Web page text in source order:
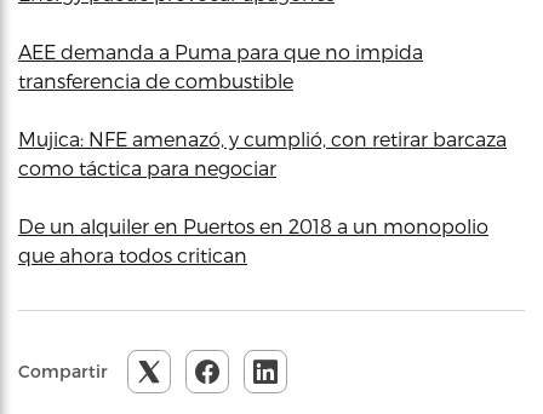
AEE demanda a Puma para que no impida
transferencia de combustible
Mujica: NFE amenazó, y cumplió, con retirar barcaza
como táctica para negociar
De un alquiler en Puertos en 2018 a un monopolio
que ahora todos critican
Compartir